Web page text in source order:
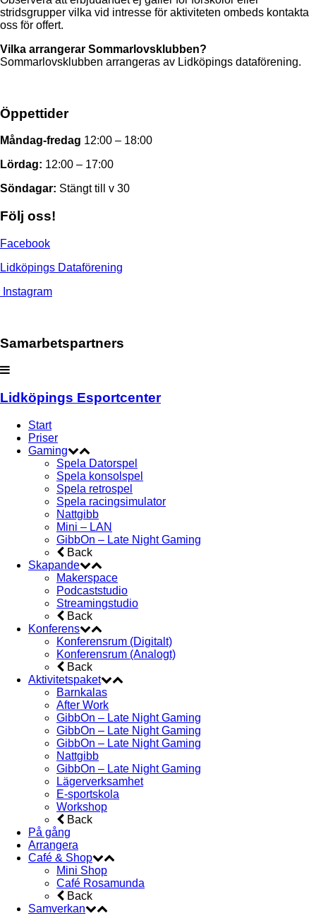
stridsgrupper vilka vid intresse för aktiviteten ombeds kontakta
oss för offert.
Vilka arrangerar Sommarlovsklubben?
Sommarlovsklubben arrangeras av Lidköpings dataförening.
Öppettider
Måndag-fredag 12:00 – 18:00
Lördag: 12:00 – 17:00
Söndagar: Stängt till v 30
Följ oss!
Facebook
Lidköpings Dataförening
Instagram
Samarbetspartners
Lidköpings Esportcenter
Start
Priser
Gaming
Spela Datorspel
Spela konsolspel
Spela retrospel
Spela racingsimulator
Nattgibb
Mini – LAN
GibbOn – Late Night Gaming
Back
Skapande
Makerspace
Podcaststudio
Streamingstudio
Back
Konferens
Konferensrum (Digitalt)
Konferensrum (Analogt)
Back
Aktivitetspaket
Barnkalas
After Work
GibbOn – Late Night Gaming
GibbOn – Late Night Gaming
GibbOn – Late Night Gaming
Nattgibb
GibbOn – Late Night Gaming
Lägerverksamhet
E-sportskola
Workshop
Back
På gång
Arrangera
Café & Shop
Mini Shop
Café Rosamunda
Back
Samverkan